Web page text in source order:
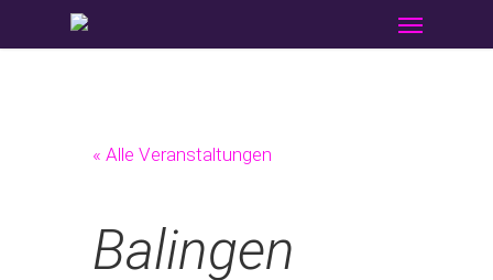
to
« Alle Veranstaltungen
Balingen